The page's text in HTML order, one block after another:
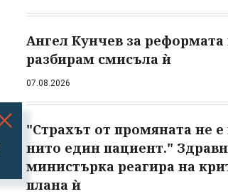
Ангел Кунчев за
разбирам смисъла ѝ
07.08.2026
"Страхът от промяната не е
нито един пациент."
министърка реагира на
плана ѝ